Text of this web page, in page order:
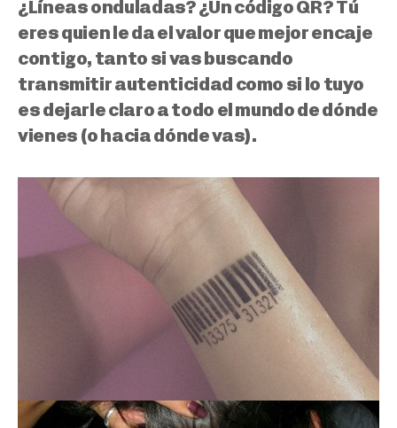
¿Líneas onduladas? ¿Un código QR? Tú
eres quien le da el valor que mejor encaje
contigo, tanto si vas buscando
transmitir autenticidad como si lo tuyo
es dejarle claro a todo el mundo de dónde
vienes (o hacia dónde vas).